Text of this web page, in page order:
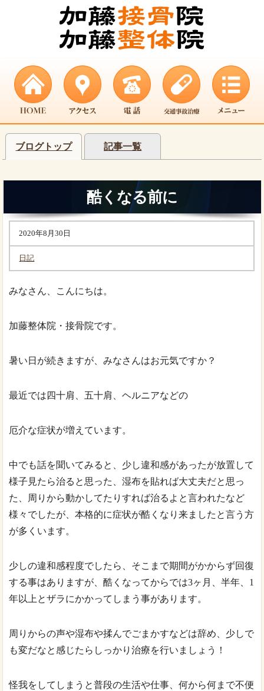
ブログトップ 記事一覧
酷くなる前に
2020年8月30日
日記
みなさん、こんにちは。
加藤整体院・接骨院です。
暑い日が続きますが、みなさんはお元気ですか？
最近では四十肩、五十肩、ヘルニアなどの
厄介な症状が増えています。
中でも話を聞いてみると、少し違和感があったが放置して
様子見たら治ると思った、湿布を貼れば大丈夫だと思っ
た、周りから動かしてたりすれば治るよと言われたなど
様々でしたが、本格的に症状が酷くなり来ましたと言う方
が多くいます。
少しの違和感程度でしたら、そこまで期間がかからず回復
する事はありますが、酷くなってからでは3ヶ月、半年、 1
年以上とザラにかかってしまう事があります。
周りからの声や湿布や揉んでごまかすなどは辞め、少しで
も変だなと感じたらしっかり治療を行いましょう！
怪我をしてしまうと普段の生活や仕事、何から何まで不便